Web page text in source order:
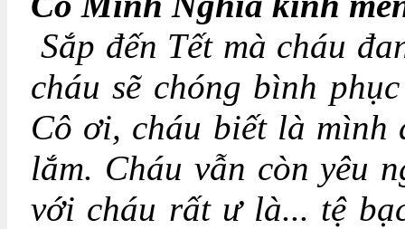
Sắp đến Tết mà cháu
cháu sẽ chóng bình
Cô ơi, cháu biết là mình
lắm. Cháu vẫn còn yêu
với cháu rất ư là... tệ